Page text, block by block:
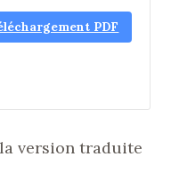
PDF
version traduite